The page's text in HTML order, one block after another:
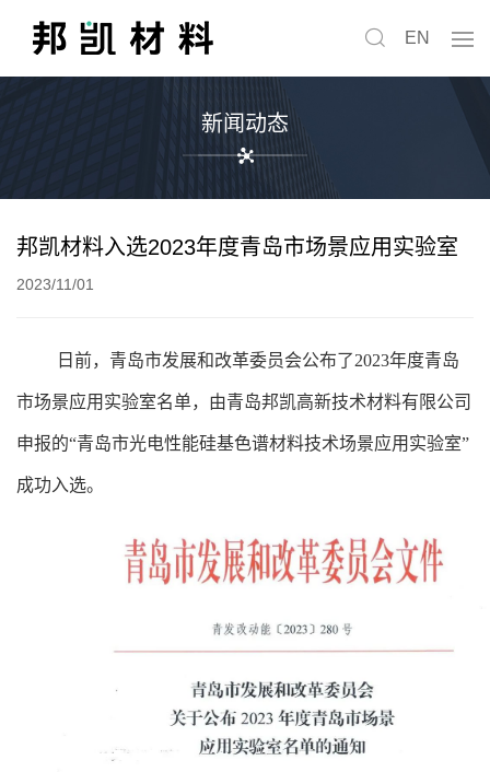
EN
新闻动态
邦凯材料入选2023年度青岛市场景应用实验室
2023/11/01
日前，青岛市发展和改革委员会公布了2023年度青岛
市场景应用实验室名单，由青岛邦凯高新技术材料有限公司
申报的“青岛市光电性能硅基色谱材料技术场景应用实验室”
成功入选。